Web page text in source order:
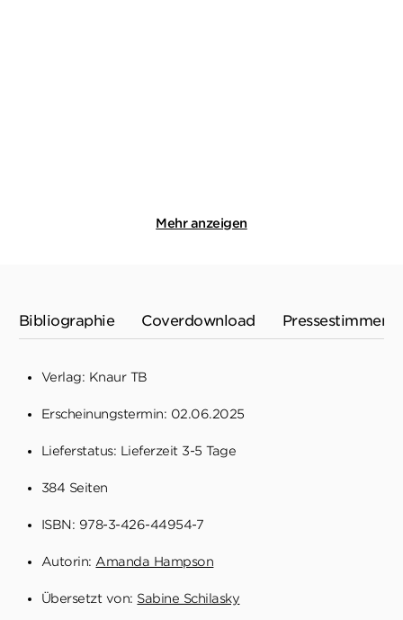
Mehr anzeigen
Bibliographie Coverdownload Pressestimmen
Verlag: Knaur TB
Übersetzt von: Sabine Schilasky
Erscheinungstermin: 02.06.2025
Lieferstatus: Lieferzeit 3-5 Tage
ISBN: 978-3-426-44954-7
384 Seiten
Autorin: Amanda Hampson